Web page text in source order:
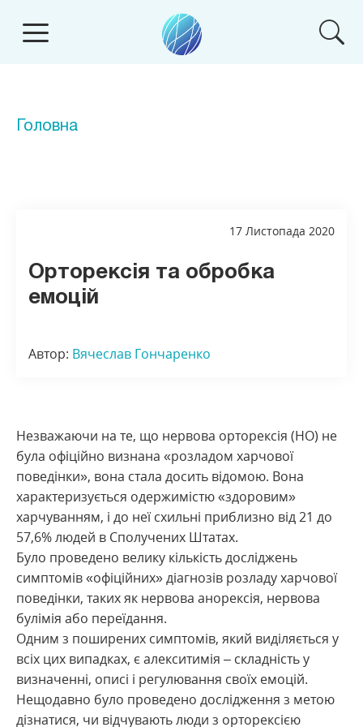
Головна
17 Листопада 2020
Орторексія та обробка
емоцій
Автор: Вячеслав Гончаренко
Незважаючи на те, що нервова орторексія (НО) не
була офіційно визнана «розладом харчової
поведінки», вона стала досить відомою. Вона
характеризується одержимістю «здоровим»
харчуванням, і до неї схильні приблизно від 21 до
57,6% людей в Сполучених Штатах.
Було проведено велику кількість досліджень
симптомів «офіційних» діагнозів розладу харчової
поведінки, таких як нервова анорексія, нервова
булімія або переїдання.
Одним з поширених симптомів, який виділяється у
всіх цих випадках, є алекситимія – складність у
визначенні, описі і регулювання своїх емоцій.
Нещодавно було проведено дослідження з метою
дізнатися, чи відчувають люди з орторексією